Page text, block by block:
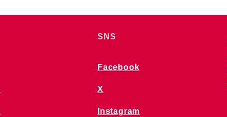
SNS
Facebook
X
Instagram